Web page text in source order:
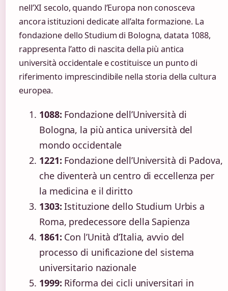
nell’XI secolo, quando l’Europa non conosceva
ancora istituzioni dedicate all’alta formazione. La
fondazione dello Studium di Bologna, datata 1088,
rappresenta l’atto di nascita della più antica
università occidentale e costituisce un punto di
riferimento imprescindibile nella storia della cultura
europea.
1088: Fondazione dell’Università di
Bologna, la più antica università del
mondo occidentale
1221: Fondazione dell’Università di Padova,
che diventerà un centro di eccellenza per
la medicina e il diritto
1303: Istituzione dello Studium Urbis a
Roma, predecessore della Sapienza
1861: Con l’Unità d’Italia, avvio del
processo di unificazione del sistema
universitario nazionale
1999: Riforma dei cicli universitari in